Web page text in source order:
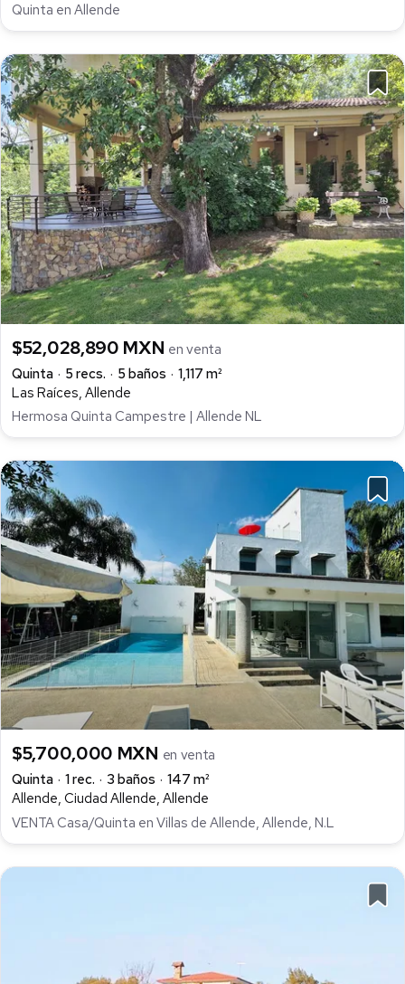
Quinta en Allende
$52,028,890 MXN en venta
Quinta
5 recs. 5 baños
1,117 m²
Las Raíces, Allende
Hermosa Quinta Campestre | Allende NL
$5,700,000 MXN en venta
Quinta
1 rec. 3 baños
147 m²
Allende, Ciudad Allende, Allende
VENTA Casa/Quinta en Villas de Allende, Allende, N.L